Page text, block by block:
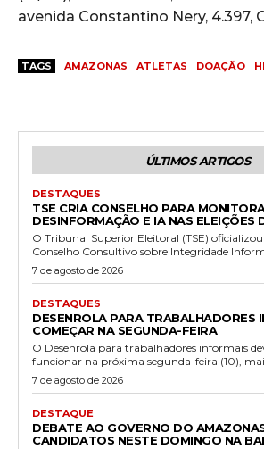
avenida Constantino Nery, 4.397,
TAGS AMAZONAS ATLETAS DOAÇÃO
ÚLTIMOS ARTIGOS
DESTAQUES
TSE CRIA CONSELHO PARA
DESINFORMAÇÃO E IA NAS ELEIÇÕES
O Tribunal Superior Eleitoral (TSE)
Conselho Consultivo sobre Integridade
7 de agosto de 2026
DESTAQUES
DESENROLA PARA TRABALHADORES
COMEÇAR NA SEGUNDA-FEIRA
O Desenrola para trabalhadores informais
funcionar na próxima segunda-feira (10),
7 de agosto de 2026
DESTAQUE
DEBATE AO GOVERNO DO
CANDIDATOS NESTE DOMINGO NA